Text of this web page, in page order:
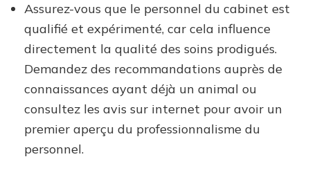
Assurez-vous que le personnel du cabinet est
qualifié et expérimenté, car cela influence
directement la qualité des soins prodigués.
Demandez des recommandations auprès de
connaissances ayant déjà un animal ou
consultez les avis sur internet pour avoir un
premier aperçu du professionnalisme du
personnel.